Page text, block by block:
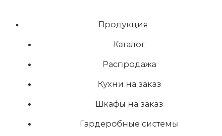
Продукция
Каталог
Распродажа
Кухни на заказ
Шкафы на заказ
Гардеробные системы